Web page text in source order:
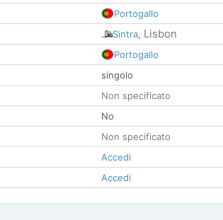
Portogallo
Sintra, Lisbon
Portogallo
singolo
Non specificato
No
Non specificato
Accedi
Accedi